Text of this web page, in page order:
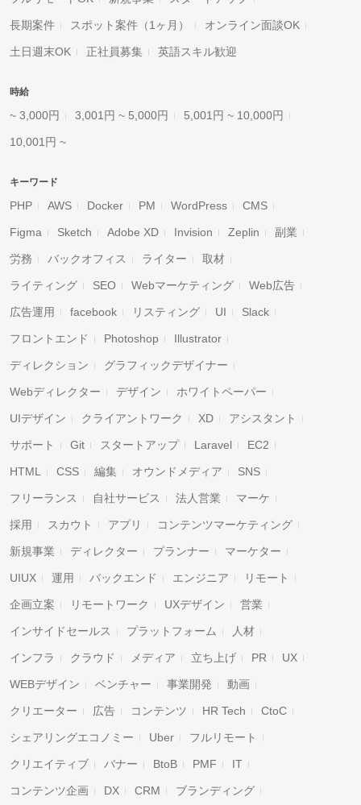
長期案件 スポット案件（1ヶ月） オンライン面談OK
土日週末OK 正社員募集 英語スキル歓迎
時給
~ 3,000円 3,001円 ~ 5,000円 5,001円 ~ 10,000円
10,001円 ~
キーワード
PHP AWS Docker PM WordPress CMS
Figma Sketch Adobe XD Invision Zeplin 副業
労務 バックオフィス ライター 取材
ライティング SEO Webマーケティング Web広告
広告運用 facebook リスティング UI Slack
フロントエンド Photoshop Illustrator
ディレクション グラフィックデザイナー
Webディレクター デザイン ホワイトペーパー
UIデザイン クライアントワーク XD アシスタント
サポート Git スタートアップ Laravel EC2
HTML CSS 編集 オウンドメディア SNS
フリーランス 自社サービス 法人営業 マーケ
採用 スカウト アプリ コンテンツマーケティング
新規事業 ディレクター プランナー マーケター
UIUX 運用 バックエンド エンジニア リモート
企画立案 リモートワーク UXデザイン 営業
インサイドセールス プラットフォーム 人材
インフラ クラウド メディア 立ち上げ PR UX
WEBデザイン ベンチャー 事業開発 動画
クリエーター 広告 コンテンツ HR Tech CtoC
シェアリングエコノミー Uber フルリモート
クリエイティブ バナー BtoB PMF IT
コンテンツ企画 DX CRM ブランディング